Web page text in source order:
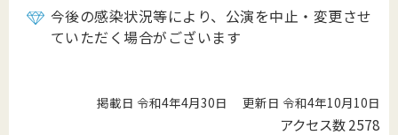
今後の感染状況等により、公演を中止・変更させ
ていただく場合がございます
掲載日 令和4年4月30日 更新日 令和4年10月10日
アクセス数2578